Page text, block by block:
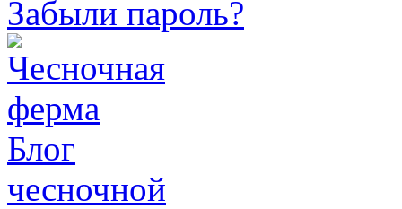
Забыли пароль?
Блог
чесночной